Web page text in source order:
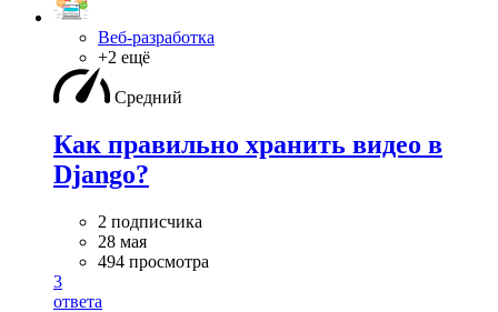
Веб-разработка
+2 ещё
Средний
Как правильно хранить видео в
Django?
2 подписчика
28 мая
494 просмотра
3
ответа